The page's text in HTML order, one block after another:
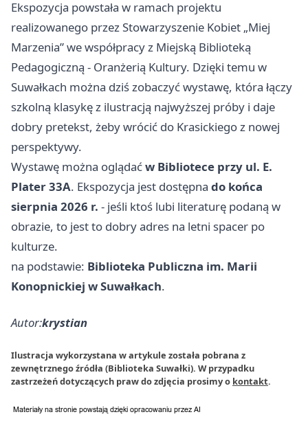
Ekspozycja powstała w ramach projektu
realizowanego przez Stowarzyszenie Kobiet „Miej
Marzenia” we współpracy z Miejską Biblioteką
Pedagogiczną - Oranżerią Kultury. Dzięki temu w
Suwałkach można dziś zobaczyć wystawę, która łączy
szkolną klasykę z ilustracją najwyższej próby i daje
dobry pretekst, żeby wrócić do Krasickiego z nowej
perspektywy.
Wystawę można oglądaćw Bibliotece przy ul. E.
Plater 33A. Ekspozycja jest dostępna do końca
sierpnia 2026 r. - jeśli ktoś lubi literaturę podaną w
obrazie, to jest to dobry adres na letni spacer po
kulturze.
na podstawie: Biblioteka Publiczna im. Marii
Konopnickiej w Suwałkach.
Autor:krystian
Ilustracja wykorzystana w artykule została pobrana z
zewnętrznego źródła (Biblioteka Suwałki). W przypadku
zastrzeżeń dotyczących praw do zdjęcia prosimy o kontakt.